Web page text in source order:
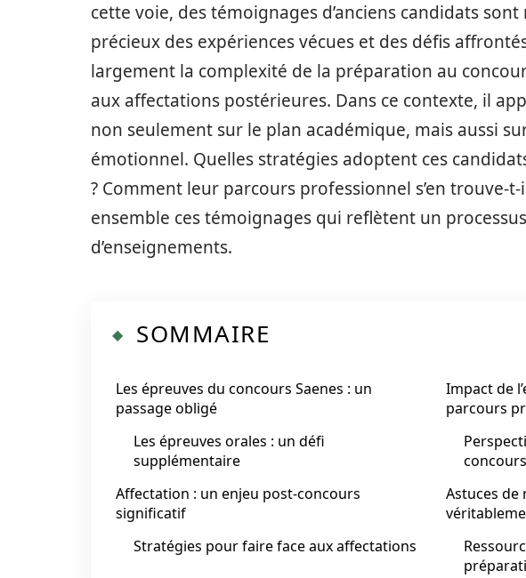
cette voie, des témoignages d’anciens candidats
précieux des expériences vécues et des défis
largement la complexité de la préparation au
aux affectations postérieures. Dans ce contexte, il
non seulement sur le plan académique, mais aussi
émotionnel. Quelles stratégies adoptent ces
? Comment leur parcours professionnel s’en trouve-
ensemble ces témoignages qui reflètent un
d’enseignements.
SOMMAIRE
Les épreuves du concours Saenes : un
passage obligé
Les épreuves orales : un défi
supplémentaire
Affectation : un enjeu post-concours
significatif
Stratégies pour faire face aux affectations
Impact de
parcours
concours
Astuces de